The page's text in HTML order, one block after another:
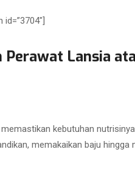
Lansia
kebutuhan
memakaikan baju hingga